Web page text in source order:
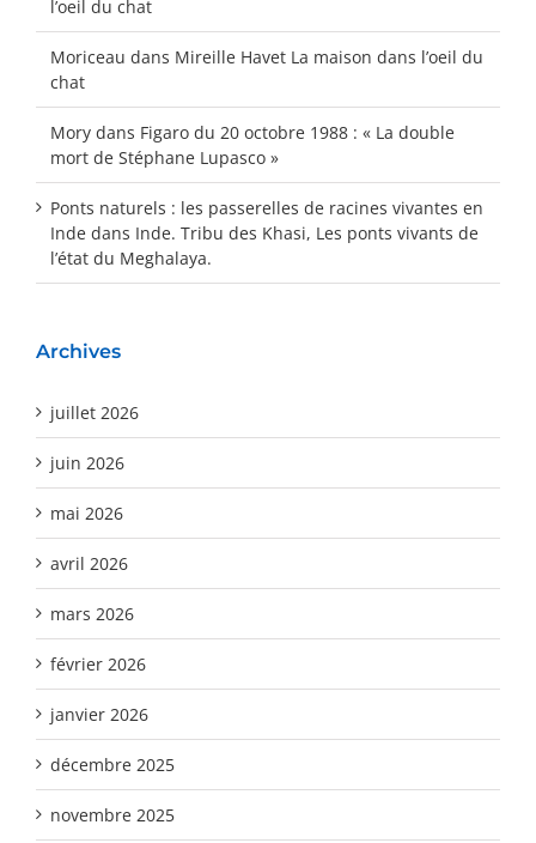
l’oeil du chat
Moriceau dans Mireille Havet La maison dans l’oeil du
chat
Mory dans Figaro du 20 octobre 1988 : « La double
mort de Stéphane Lupasco »
Ponts naturels : les passerelles de racines vivantes en
Inde dans Inde. Tribu des Khasi, Les ponts vivants de
l’état du Meghalaya.
Archives
juillet 2026
juin 2026
mai 2026
avril 2026
mars 2026
février 2026
janvier 2026
décembre 2025
novembre 2025